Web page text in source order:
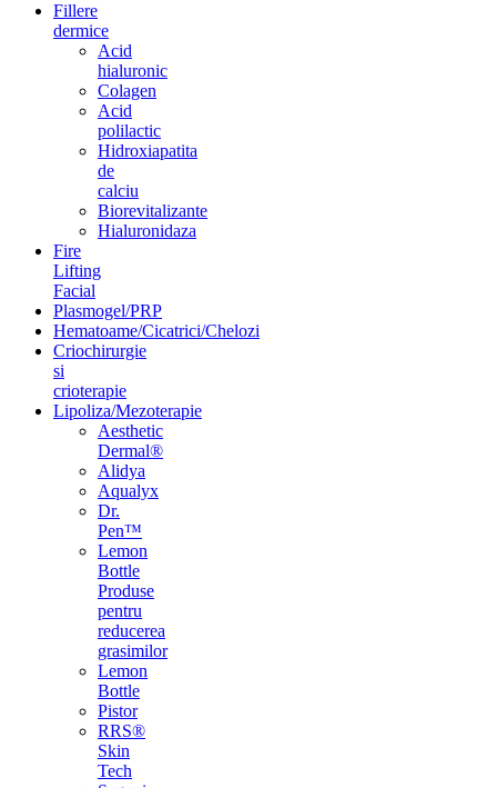
Fillere
dermice
Acid
hialuronic
Colagen
Acid
polilactic
Hidroxiapatita
de
calciu
Biorevitalizante
Hialuronidaza
Fire
Lifting
Facial
Plasmogel/PRP
Hematoame/Cicatrici/Chelozi
Criochirurgie
si
crioterapie
Lipoliza/Mezoterapie
Aesthetic
Dermal®
Alidya
Aqualyx
Dr.
Pen™
Lemon
Bottle
Produse
pentru
reducerea
grasimilor
Lemon
Bottle
Pistor
RRS®
Skin
Tech